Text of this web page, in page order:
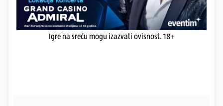
Igre na sreću mogu izazvati ovisnost. 18+